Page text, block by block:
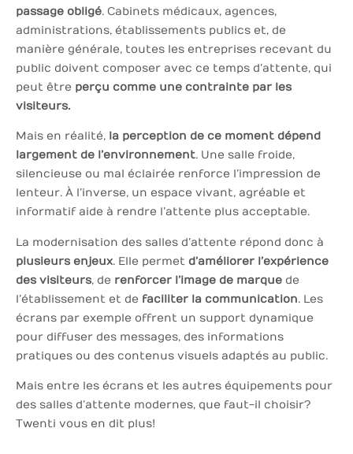
passage obligé. Cabinets médicaux, agences,
administrations, établissements publics et, de
manière générale, toutes les entreprises recevant du
public doivent composer avec ce temps d’attente, qui
peut être perçu comme une contrainte par les
visiteurs.
Mais en réalité, la perception de ce moment dépend
largement de l’environnement. Une salle froide,
silencieuse ou mal éclairée renforce l’impression de
lenteur. À l’inverse, un espace vivant, agréable et
informatif aide à rendre l’attente plus acceptable.
La modernisation des salles d’attente répond donc à
plusieurs enjeux. Elle permet d’améliorer l’expérience
des visiteurs, de renforcer l’image de marque de
l’établissement et de faciliter la communication. Les
écrans par exemple offrent un support dynamique
pour diffuser des messages, des informations
pratiques ou des contenus visuels adaptés au public.
Mais entre les écrans et les autres équipements pour
des salles d’attente modernes, que faut-il choisir ?
Twenti vous en dit plus !